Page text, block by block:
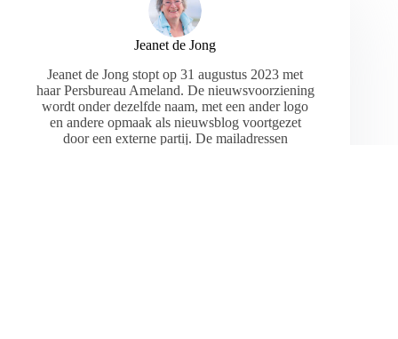
Jeanet de Jong
Jeanet de Jong stopt op 31 augustus 2023 met
haar Persbureau Ameland. De nieuwsvoorziening
wordt onder dezelfde naam, met een ander logo
en andere opmaak als nieuwsblog voortgezet
door een externe partij. De mailadressen